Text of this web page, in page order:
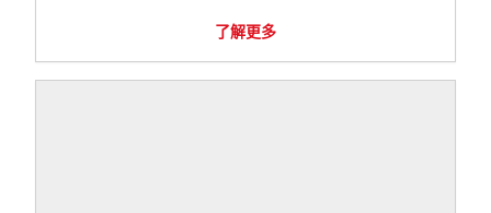
了解更多